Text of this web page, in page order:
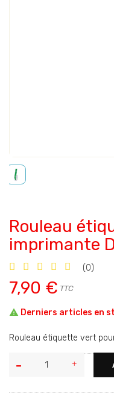
Rouleau
imprimante
(0)
7,90 € TTC
 Derniers articles en
Rouleau étiquette vert